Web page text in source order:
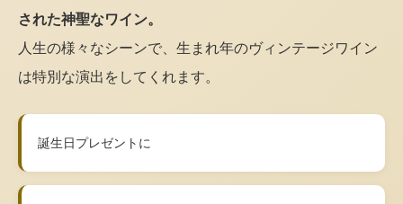
された神聖なワイン。
人生の様々なシーンで、生まれ年のヴィンテージワイン
は特別な演出をしてくれます。
誕生日プレゼントに